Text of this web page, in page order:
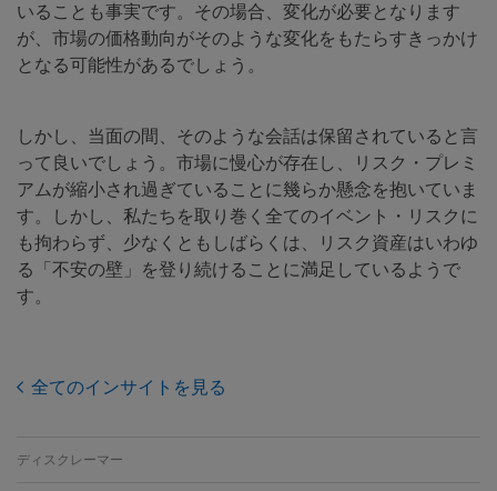
いることも事実です。その場合、変化が必要となります
が、市場の価格動向がそのような変化をもたらすきっかけ
となる可能性があるでしょう。
しかし、当面の間、そのような会話は保留されていると言
って良いでしょう。市場に慢心が存在し、リスク・プレミ
アムが縮小され過ぎていることに幾らか懸念を抱いていま
す。しかし、私たちを取り巻く全てのイベント・リスクに
も拘わらず、少なくともしばらくは、リスク資産はいわゆ
る「不安の壁」を登り続けることに満足しているようで
す。
全てのインサイトを見る
ディスクレーマー